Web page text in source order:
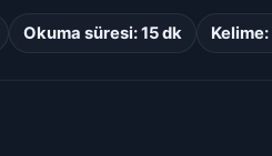
Okuma süresi: 15 dk